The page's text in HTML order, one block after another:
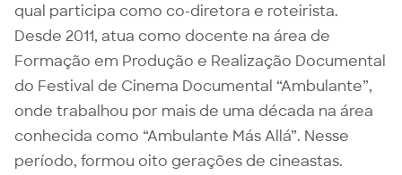
qual participa como co-diretora e roteirista.
Desde 2011, atua como docente na área de
Formação em Produção e Realização Documental
do Festival de Cinema Documental “Ambulante”,
onde trabalhou por mais de uma década na área
conhecida como “Ambulante Más Allá”. Nesse
período, formou oito gerações de cineastas.